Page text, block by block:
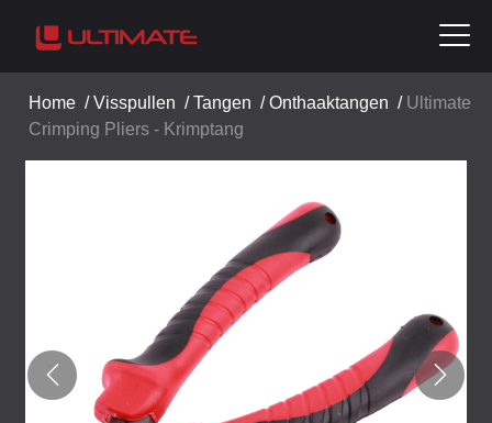
Home /Visspullen /Tangen /Onthaaktangen / Ultimate
Crimping Pliers - Krimptang